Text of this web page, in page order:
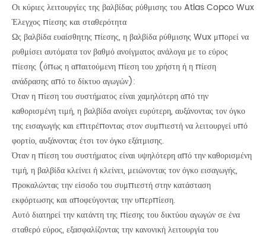
Οι κύριες λειτουργίες της βαλβίδας ρύθμισης του Atlas Copco Wux
Έλεγχος πίεσης και σταθερότητα
Ως βαλβίδα ευαίσθητης πίεσης, η βαλβίδα ρύθμισης Wux μπορεί να
ρυθμίσει αυτόματα τον βαθμό ανοίγματος ανάλογα με το εύρος
πίεσης (όπως η απαιτούμενη πίεση του χρήστη ή η πίεση
ανάδρασης από το δίκτυο αγωγών):
Όταν η πίεση του συστήματος είναι χαμηλότερη από την
καθορισμένη τιμή, η βαλβίδα ανοίγει ευρύτερη, αυξάνοντας τον όγκο
της εισαγωγής και επιτρέποντας στον συμπιεστή να λειτουργεί υπό
φορτίο, αυξάνοντας έτσι τον όγκο εξάτμισης.
Όταν η πίεση του συστήματος είναι υψηλότερη από την καθορισμένη
τιμή, η βαλβίδα κλείνει ή κλείνει, μειώνοντας τον όγκο εισαγωγής,
προκαλώντας την είσοδο του συμπιεστή στην κατάσταση
εκφόρτωσης και αποφεύγοντας την υπερπίεση.
Αυτό διατηρεί την κατάντη της πίεσης του δικτύου αγωγών σε ένα
σταθερό εύρος, εξασφαλίζοντας την κανονική λειτουργία του